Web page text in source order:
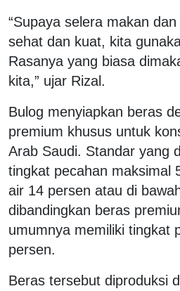
“Supaya selera makan
sehat dan kuat, kita
Rasanya yang biasa
kita,” ujar Rizal.
Bulog menyiapkan beras
premium khusus untuk
Arab Saudi. Standar yang
tingkat pecahan maksimal
air 14 persen atau di
dibandingkan beras
umumnya memiliki tingkat
persen.
Beras tersebut diproduksi